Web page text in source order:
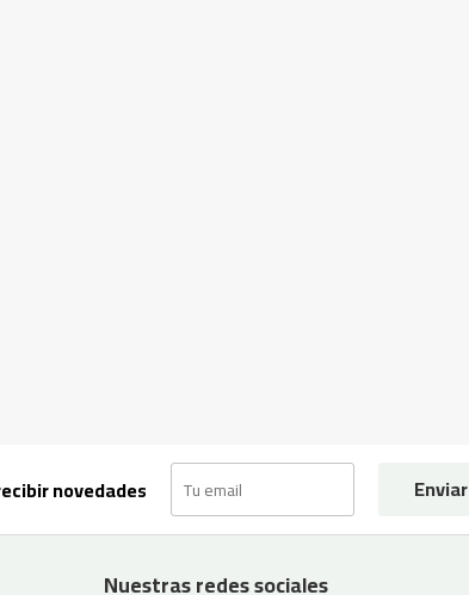
novedades Enviar
Nuestras redes sociales